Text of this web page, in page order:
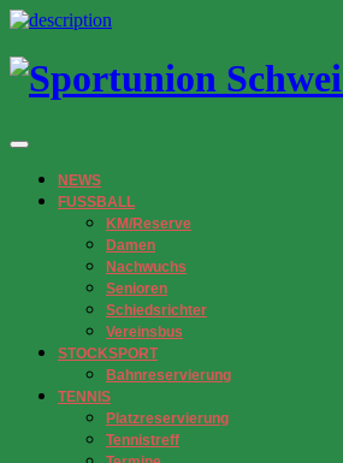
NEWS
FUSSBALL
KM/Reserve
Damen
Nachwuchs
Senioren
Schiedsrichter
Vereinsbus
STOCKSPORT
Bahnreservierung
TENNIS
Platzreservierung
Tennistreff